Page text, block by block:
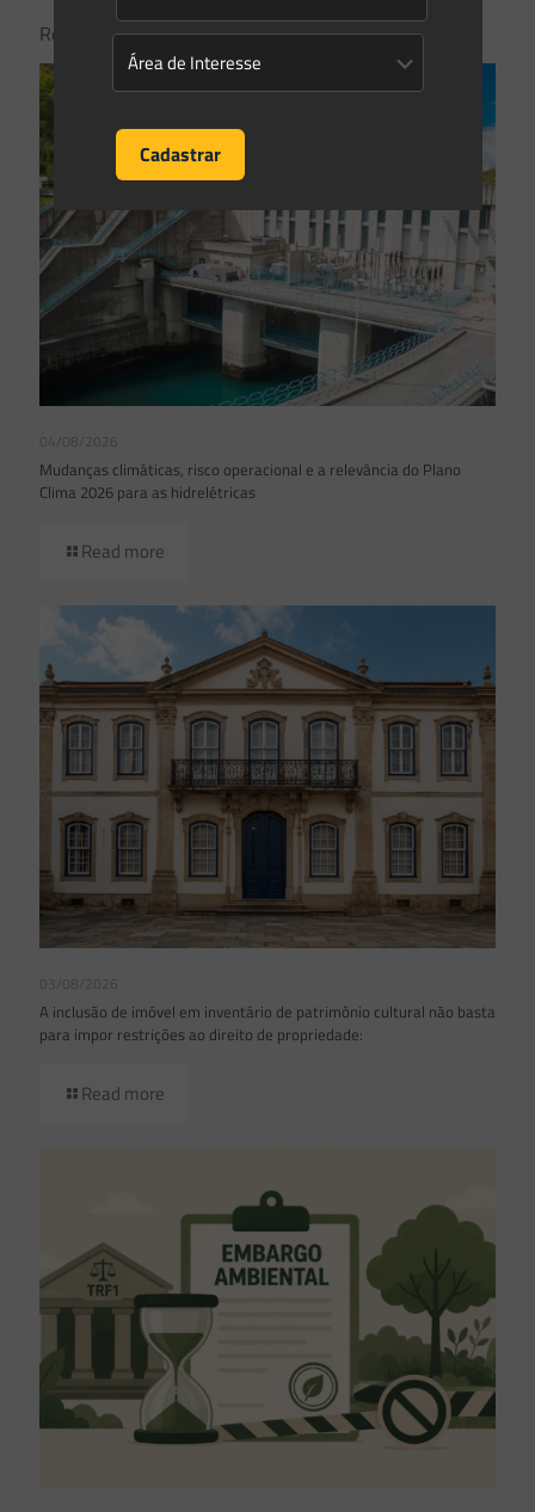
Related posts
04/08/2026
Mudanças climáticas, risco operacional e a relevância do Plano
Clima 2026 para as hidrelétricas
Read more
03/08/2026
A inclusão de imóvel em inventário de patrimônio cultural não basta
para impor restrições ao direito de propriedade:
Read more